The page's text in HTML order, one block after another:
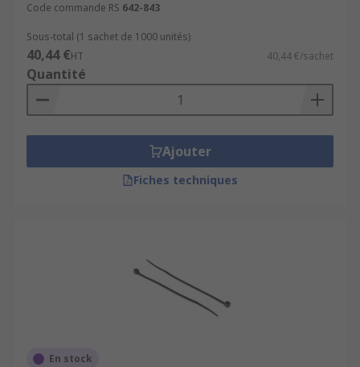
Code commande RS 642-843
Sous-total (1 sachet de 1000 unités)
40,44 €HT 40,44 €/sachet
Quantité
Ajouter
Fiches techniques
En stock